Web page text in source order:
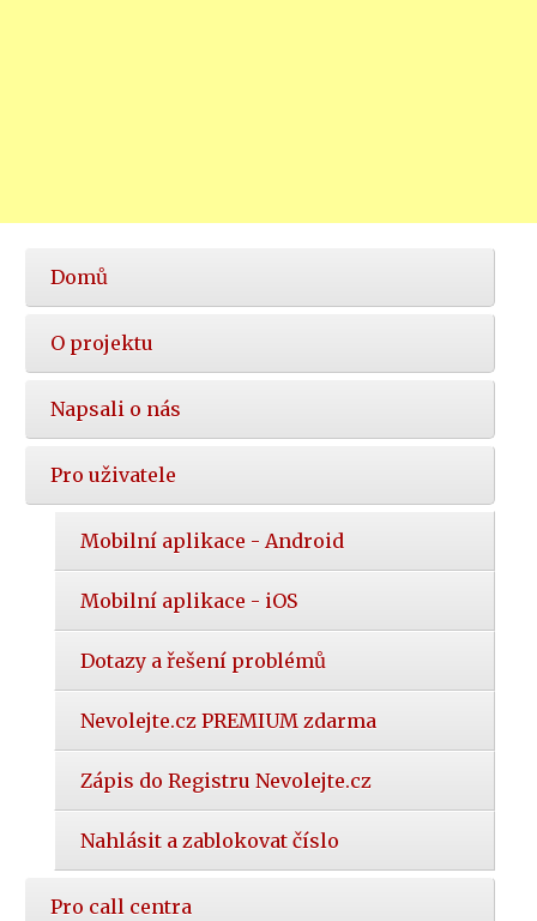
Hlavní
nabídka
Domů
O projektu
Napsali o nás
Pro uživatele
Mobilní aplikace - Android
Mobilní aplikace - iOS
Dotazy a řešení problémů
Nevolejte.cz PREMIUM zdarma
Zápis do Registru Nevolejte.cz
Nahlásit a zablokovat číslo
Pro call centra